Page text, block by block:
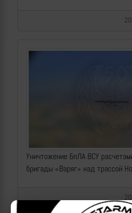
Уничтожение БпЛА ВСУ
бригады «Варяг» над трассой